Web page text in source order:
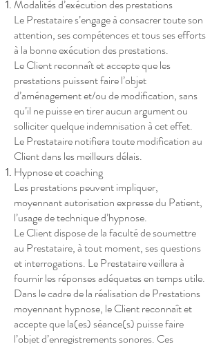
Modalités d’exécution des prestations
Le Prestataire s’engage à consacrer toute son
attention, ses compétences et tous ses efforts
à la bonne exécution des prestations.
Le Client reconnaît et accepte que les
prestations puissent faire l’objet
d’aménagement et/ou de modification, sans
qu’il ne puisse en tirer aucun argument ou
solliciter quelque indemnisation à cet effet.
Le Prestataire notifiera toute modification au
Client dans les meilleurs délais.
Hypnose et coaching
Les prestations peuvent impliquer,
moyennant autorisation expresse du Patient,
l’usage de technique d’hypnose.
Le Client dispose de la faculté de soumettre
au Prestataire, à tout moment, ses questions
et interrogations. Le Prestataire veillera à
fournir les réponses adéquates en temps utile.
Dans le cadre de la réalisation de Prestations
moyennant hypnose, le Client reconnaît et
accepte que la(es) séance(s) puisse faire
l’objet d’enregistrements sonores. Ces